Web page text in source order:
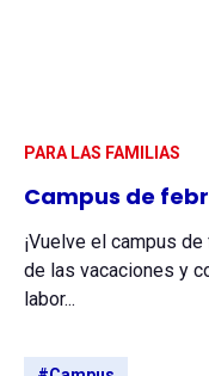
PARA LAS FAMILIAS
Campus de
¡Vuelve el campus
de las vacaciones y
labor...